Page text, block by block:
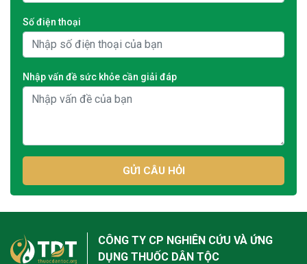
Số điện thoại
Nhập vấn đề sức khỏe cần giải đáp
GỬI CÂU HỎI
CÔNG TY CP NGHIÊN CỨU VÀ ỨNG
DỤNG THUỐC DÂN TỘC